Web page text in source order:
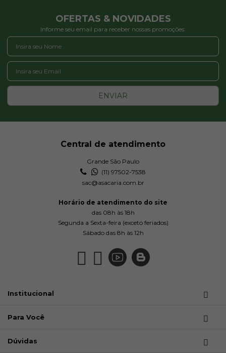
OFERTAS & NOVIDADES
Informe seu email para receber nossas promoções:
ENVIAR
Central de atendimento
Grande São Paulo
(11) 97502-7538
sac@asacaria.com.br
Horário de atendimento do site
das 08h às 18h
Segunda a Sexta-feira (exceto feriados)
Sábado das 8h às 12h
Institucional
Para Você
Dúvidas